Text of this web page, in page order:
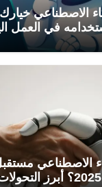
الاصطناعي خيارك
في العمل
الاصطناعي